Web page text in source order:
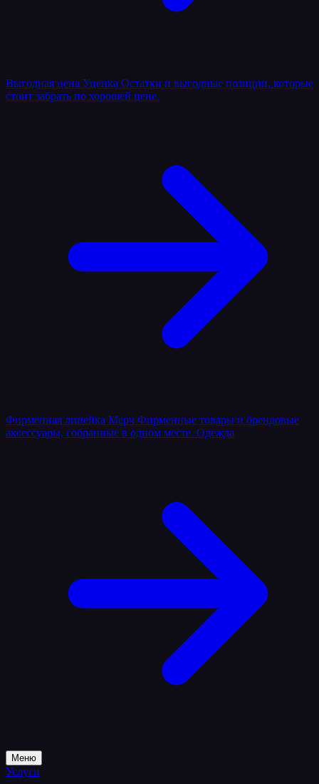
Выгодная цена Уценка Остатки и выгодные позиции, которые
стоит забрать по хорошей цене.
Фирменная линейка Мерч Фирменные товары и брендовые
аксессуары, собранные в одном месте. Одежда
Меню
Услуги